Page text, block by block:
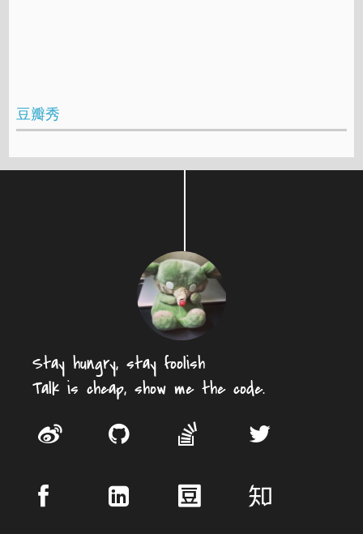
豆瓣秀
Stay hungry, stay foolish
Talk is cheap, show me the code.